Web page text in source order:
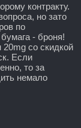
контракту.
но зато
по
- броня!
со скидкой
Если
то за
немало